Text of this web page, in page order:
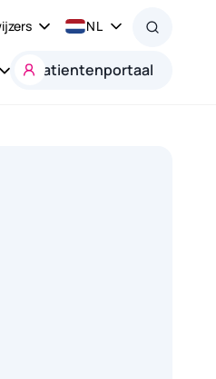
NL
Patientenportaal